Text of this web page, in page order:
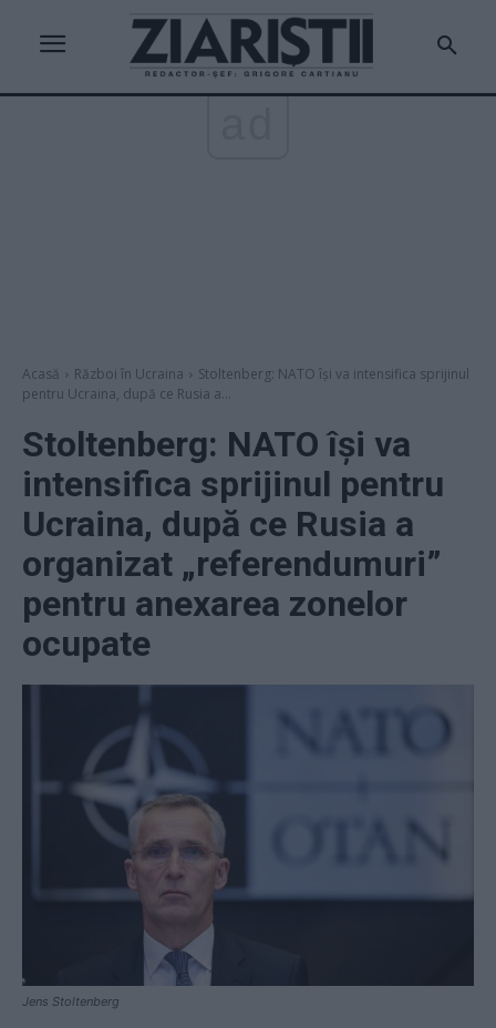
Acasă Război în Ucraina
Stoltenberg: NATO îşi va intensifica sprijinul
pentru Ucraina, după ce Rusia a...
Stoltenberg: NATO îşi va
intensifica sprijinul pentru
Ucraina, după ce Rusia a
organizat „referendumuri”
pentru anexarea zonelor
ocupate
Jens Stoltenberg